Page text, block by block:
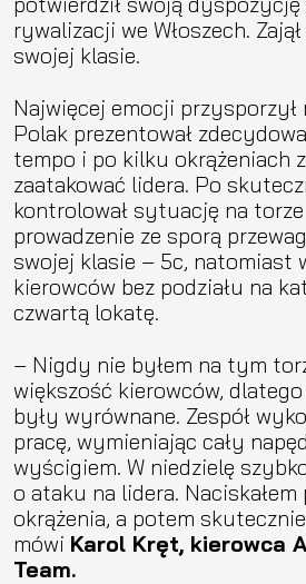
rywalizacji we Włoszech.
swojej klasie.
Najwięcej emocji
Polak prezentował
tempo i po kilku okrążeniach
zaatakować lidera. Po
kontrolował sytuację na torze
prowadzenie ze sporą
swojej klasie – 5c, natomiast
kierowców bez podziału na
czwartą lokatę.
– Nigdy nie byłem na tym
większość kierowców,
były wyrównane. Zespół
pracę, wymieniając cały
wyścigiem. W niedzielę
o ataku na lidera. Naciskałem
okrążenia, a potem
mówi Karol Kręt, kierowca
Team.